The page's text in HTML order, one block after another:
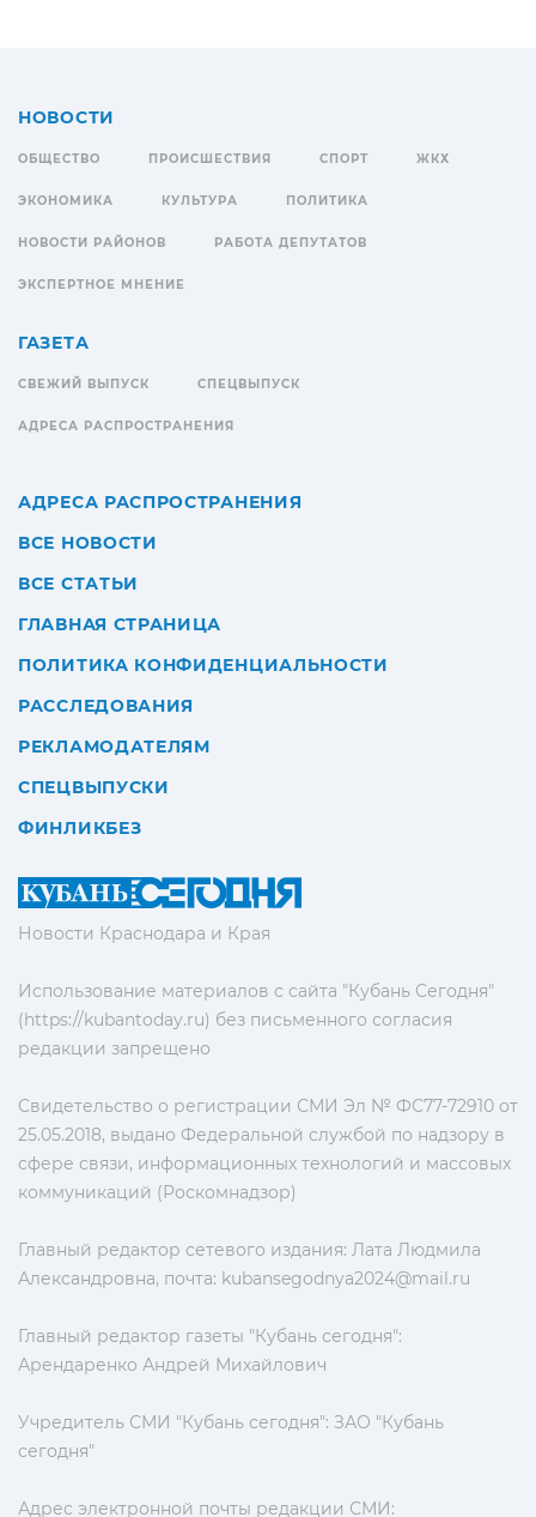
Новости Краснодара и Края
Использование материалов с сайта "Кубань Сегодня"
(https://kubantoday.ru) без письменного согласия
редакции запрещено
Свидетельство о регистрации СМИ Эл № ФС77-72910 от
25.05.2018, выдано Федеральной службой по надзору в
сфере связи, информационных технологий и массовых
коммуникаций (Роскомнадзор)
Главный редактор сетевого издания: Лата Людмила
Александровна, почта: kubansegodnya2024@mail.ru
Главный редактор газеты "Кубань сегодня":
Арендаренко Андрей Михайлович
Учредитель СМИ "Кубань сегодня": ЗАО "Кубань
сегодня"
Адрес электронной почты редакции СМИ:
НОВОСТИ
ОБЩЕСТВО ПРОИСШЕСТВИЯ СПОРТ ЖКХ
ЭКОНОМИКА КУЛЬТУРА ПОЛИТИКА
НОВОСТИ РАЙОНОВ РАБОТА ДЕПУТАТОВ
ЭКСПЕРТНОЕ МНЕНИЕ
ГАЗЕТА
СВЕЖИЙ ВЫПУСК СПЕЦВЫПУСК
АДРЕСА РАСПРОСТРАНЕНИЯ
АДРЕСА РАСПРОСТРАНЕНИЯ
ВСЕ НОВОСТИ
ВСЕ СТАТЬИ
ГЛАВНАЯ СТРАНИЦА
ПОЛИТИКА КОНФИДЕНЦИАЛЬНОСТИ
РАССЛЕДОВАНИЯ
РЕКЛАМОДАТЕЛЯМ
СПЕЦВЫПУСКИ
ФИНЛИКБЕЗ